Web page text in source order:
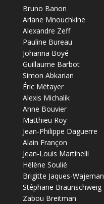
Bruno Banon
Ariane Mnouchkine
Alexandre Zeff
Pauline Bureau
Johanna Boyé
Guillaume Barbot
Simon Abkarian
Éric Métayer
Alexis Michalik
Anne Bouvier
Matthieu Roy
Jean-Philippe Daguerre
Alain Françon
Jean-Louis Martinelli
Hélène Soulié
Brigitte Jaques-Wajeman
Stéphane Braunschweig
Zabou Breitman